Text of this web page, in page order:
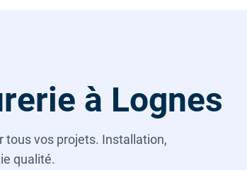
à Lognes
vos projets. Installation,
qualité.